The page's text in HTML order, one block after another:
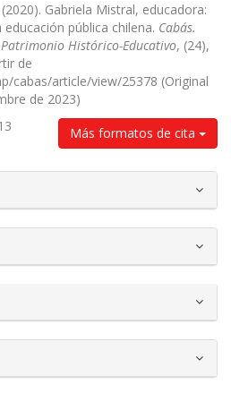
Gabriela Mistral, educadora:
pública chilena. Cabás.
Histórico-Educativo, (24),
de
cabas/article/view/25378 (Original
de 2023)
Más formatos de cita